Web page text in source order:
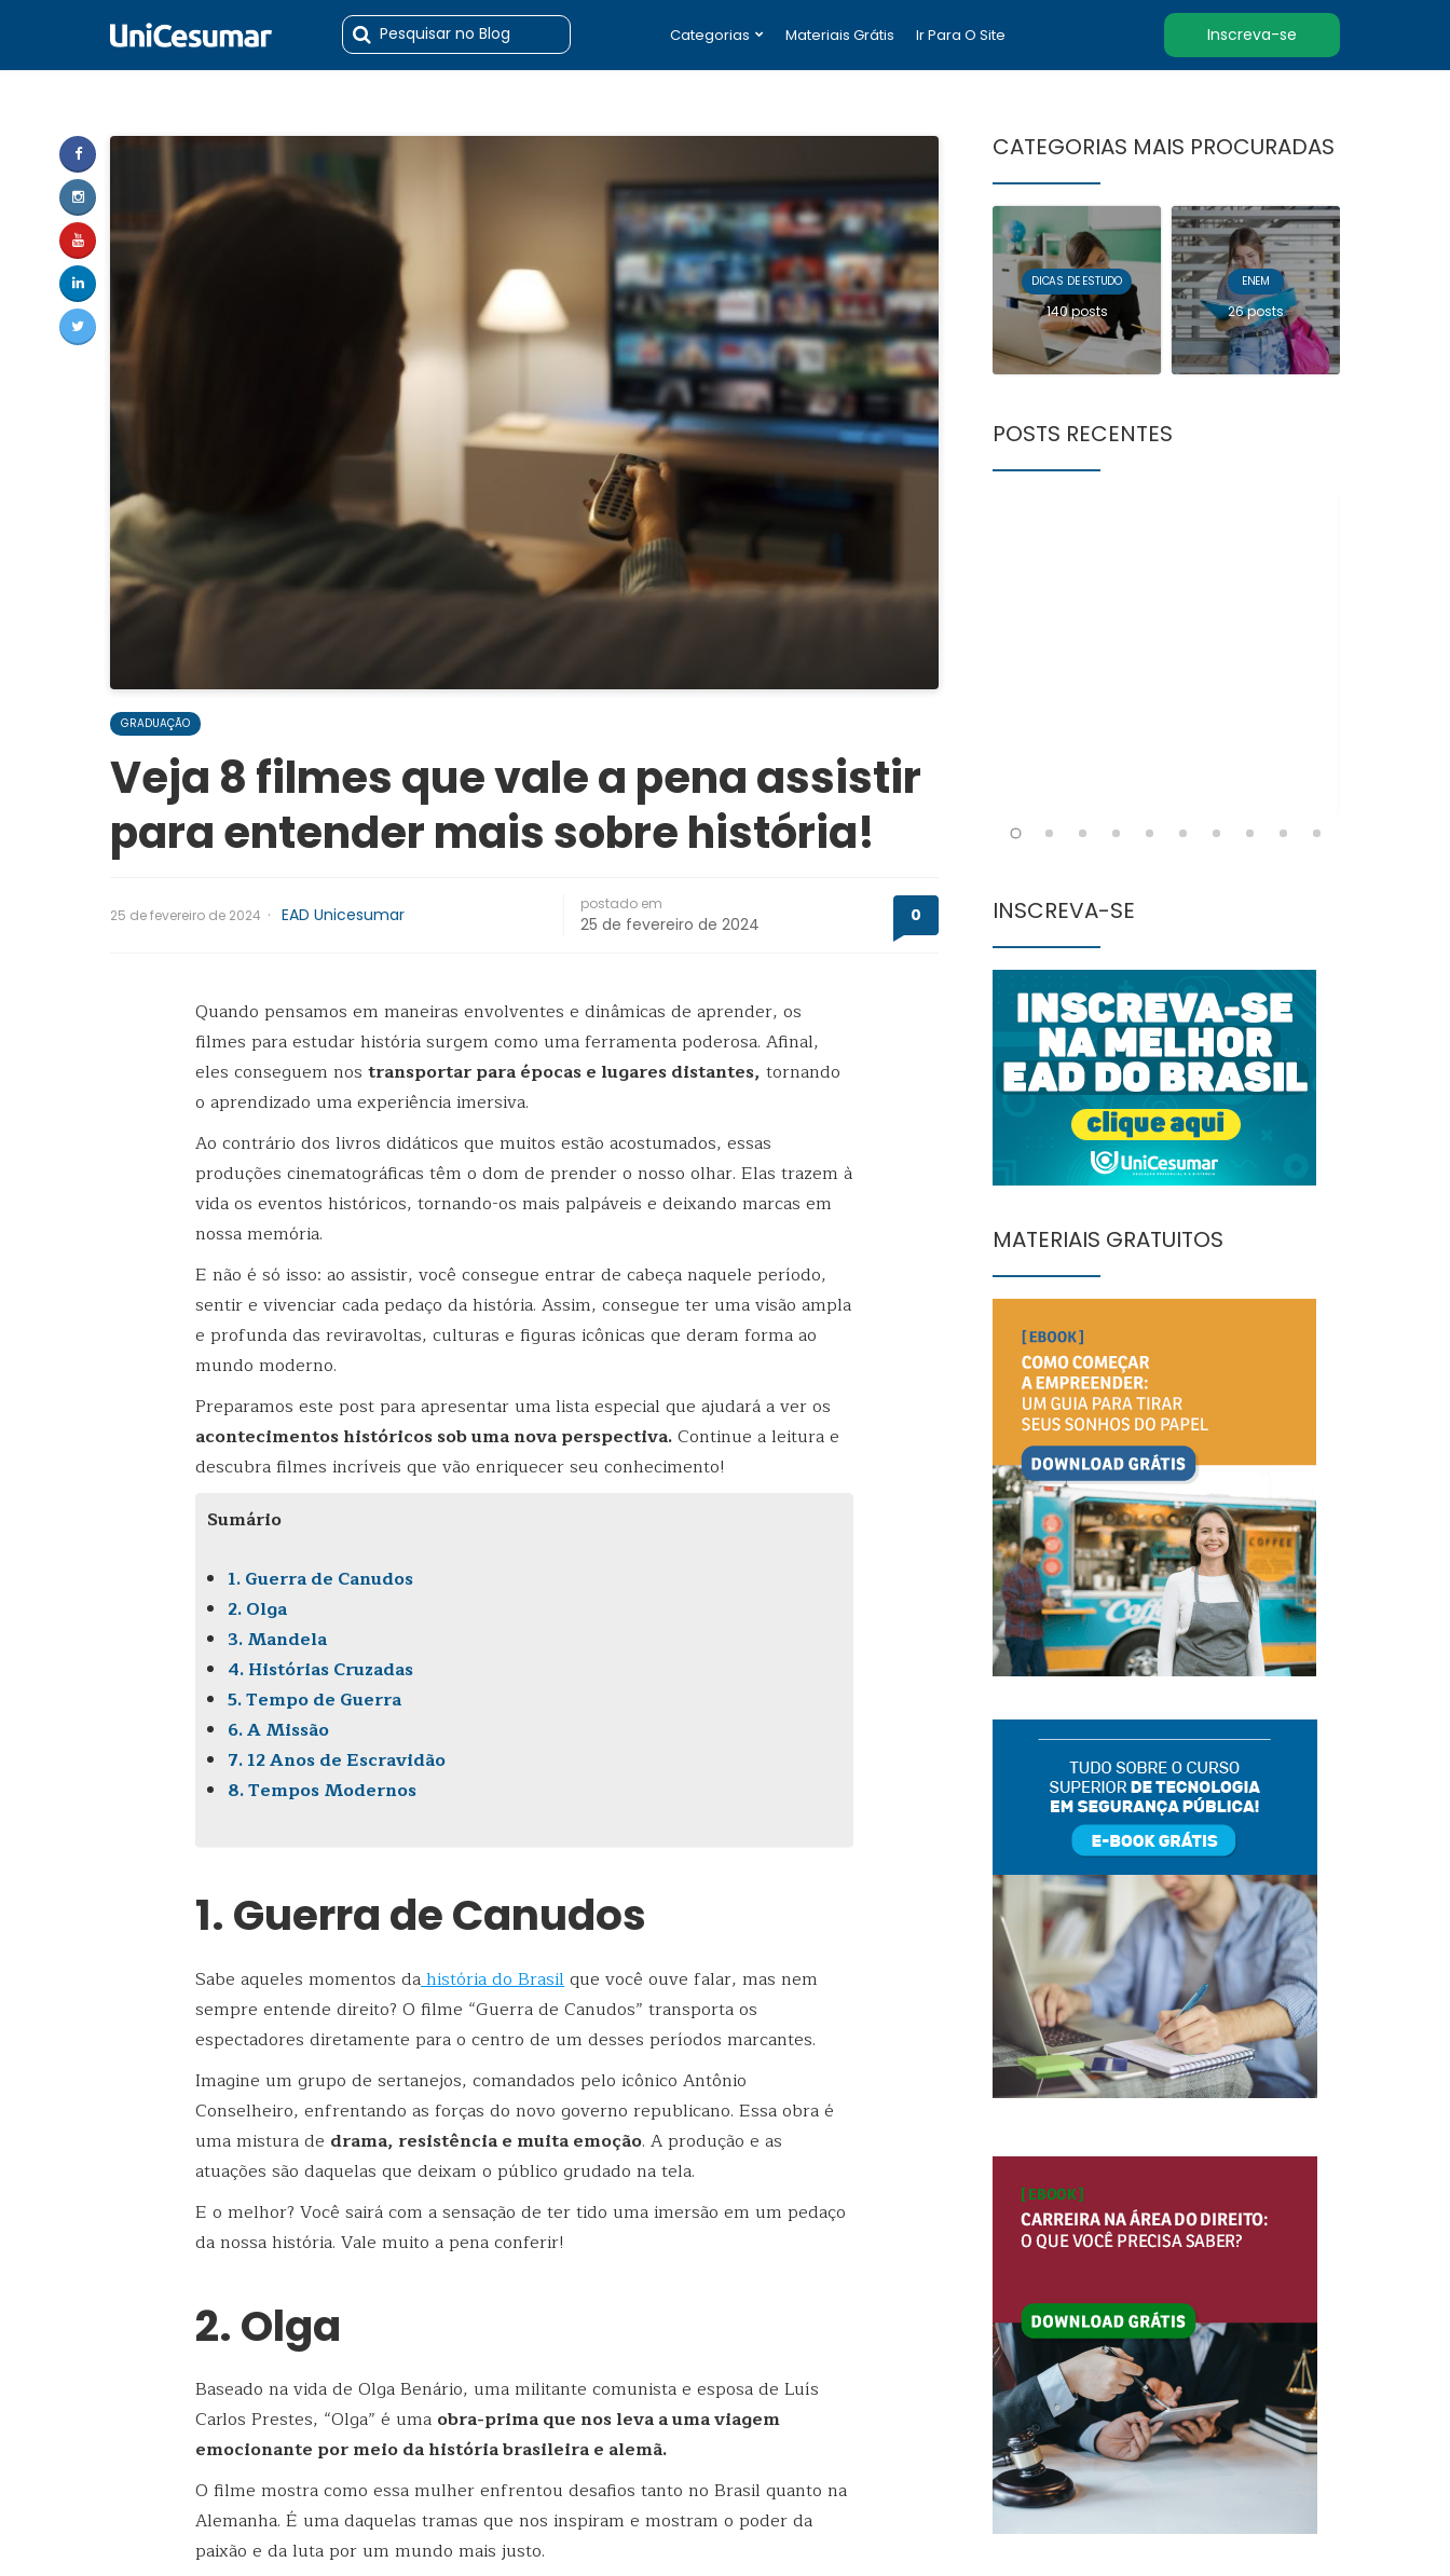
Categorias Materiais Grátis Ir Para O Site Inscreva-se
GRADUAÇÃO
Veja 8 filmes que vale a pena assistir
para entender mais sobre história!
25 de fevereiro de 2024 · EAD Unicesumar
postado em
25 de fevereiro de 2024 0
Quando pensamos em maneiras envolventes e dinâmicas de aprender, os
filmes para estudar história surgem como uma ferramenta poderosa. Afinal,
eles conseguem nos transportar para épocas e lugares distantes, tornando
o aprendizado uma experiência imersiva.
Ao contrário dos livros didáticos que muitos estão acostumados, essas
produções cinematográficas têm o dom de prender o nosso olhar. Elas trazem à
vida os eventos históricos, tornando-os mais palpáveis e deixando marcas em
nossa memória.
E não é só isso: ao assistir, você consegue entrar de cabeça naquele período,
sentir e vivenciar cada pedaço da história. Assim, consegue ter uma visão ampla
e profunda das reviravoltas, culturas e figuras icônicas que deram forma ao
mundo moderno.
Preparamos este post para apresentar uma lista especial que ajudará a ver os
acontecimentos históricos sob uma nova perspectiva.Continue a leitura e
descubra filmes incríveis que vão enriquecer seu conhecimento!
Sumário
1. Guerra de Canudos
2. Olga
3. Mandela
4. Histórias Cruzadas
5. Tempo de Guerra
6. A Missão
7. 12 Anos de Escravidão
8. Tempos Modernos
1. Guerra de Canudos
Sabe aqueles momentos dahistória do Brasilque você ouve falar, mas nem
sempre entende direito? O filme “Guerra de Canudos” transporta os
espectadores diretamente para o centro de um desses períodos marcantes.
Imagine um grupo de sertanejos, comandados pelo icônico Antônio
Conselheiro, enfrentando as forças do novo governo republicano. Essa obra é
uma mistura de drama, resistência e muita emoção. A produção e as
atuações são daquelas que deixam o público grudado na tela.
E o melhor? Você sairá com a sensação de ter tido uma imersão em um pedaço
da nossa história. Vale muito a pena conferir!
2. Olga
Baseado na vida de Olga Benário, uma militante comunista e esposa de Luís
Carlos Prestes, “Olga” é uma obra-prima que nos leva a uma viagem
emocionante por meio da história brasileira e alemã.
O filme mostra como essa mulher enfrentou desafios tanto no Brasil quanto na
Alemanha. É uma daquelas tramas que nos inspiram e mostram o poder da
paixão e da luta por um mundo mais justo.
CATEGORIAS MAIS PROCURADAS
DICAS DE ESTUDO
140 posts
ENEM
26 posts
POSTS RECENTES
INSCREVA-SE
MATERIAIS GRATUITOS